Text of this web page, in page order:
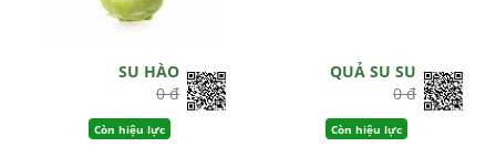
SU HÀO
0 đ
Còn hiệu lực
QUẢ SU SU
0 đ
Còn hiệu lực